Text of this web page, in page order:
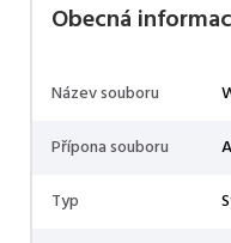
Obecná
Název souboru
Přípona souboru
Typ